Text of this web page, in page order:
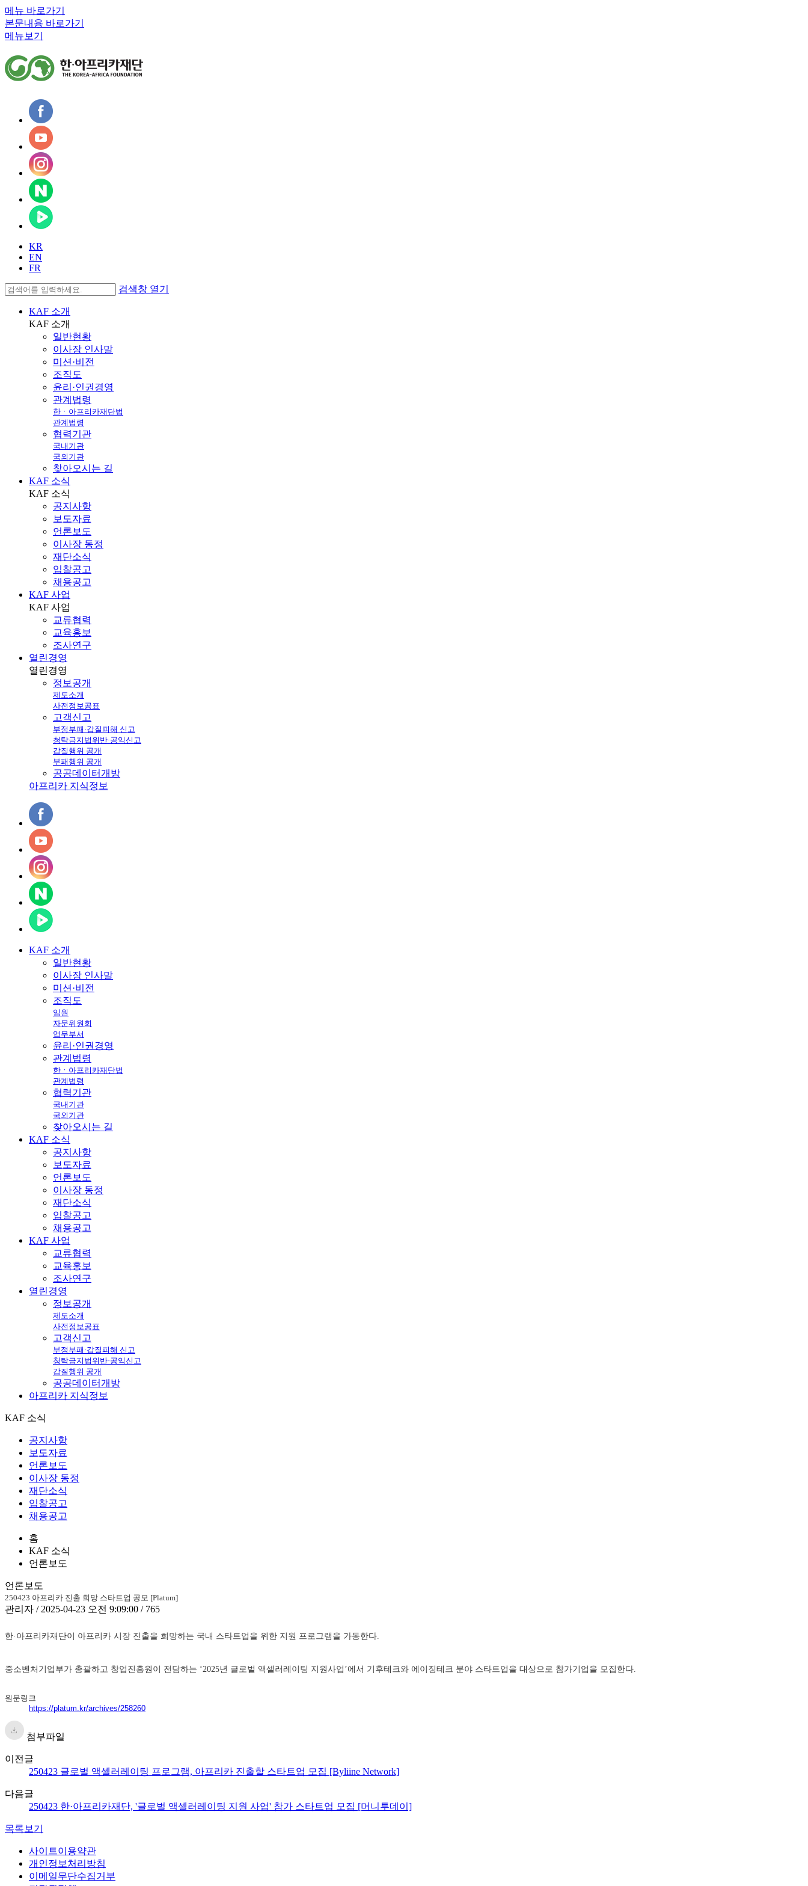
메뉴 바로가기
본문내용 바로가기
메뉴보기
KR
EN
FR
검색창 열기
KAF 소개
KAF 소개
일반현황
이사장 인사말
미션·비전
조직도
윤리·인권경영
관계법령
한ㆍ아프리카재단법
관계법령
협력기관
국내기관
국외기관
찾아오시는 길
KAF 소식
KAF 소식
공지사항
보도자료
언론보도
이사장 동정
재단소식
입찰공고
채용공고
KAF 사업
KAF 사업
교류협력
교육홍보
조사연구
열린경영
열린경영
정보공개
제도소개
사전정보공표
고객신고
부정부패·갑질피해 신고
청탁금지법위반·공익신고
갑질행위 공개
부패행위 공개
공공데이터개방
아프리카 지식정보
KAF 소개
일반현황
이사장 인사말
미션·비전
조직도
임원
자문위원회
업무부서
윤리·인권경영
관계법령
한ㆍ아프리카재단법
관계법령
협력기관
국내기관
국외기관
찾아오시는 길
KAF 소식
공지사항
보도자료
언론보도
이사장 동정
재단소식
입찰공고
채용공고
KAF 사업
교류협력
교육홍보
조사연구
열린경영
정보공개
제도소개
사전정보공표
고객신고
부정부패·갑질피해 신고
청탁금지법위반·공익신고
갑질행위 공개
공공데이터개방
아프리카 지식정보
KAF 소식
공지사항
보도자료
언론보도
이사장 동정
재단소식
입찰공고
채용공고
홈
KAF 소식
언론보도
언론보도
250423 아프리카 진출 희망 스타트업 공모 [Platum]
관리자 / 2025-04-23 오전 9:09:00 / 765
한·아프리카재단이 아프리카 시장 진출을 희망하는 국내 스타트업을 위한 지원 프로그램을 가동한다.
중소벤처기업부가 총괄하고 창업진흥원이 전담하는 ‘2025년 글로벌 액셀러레이팅 지원사업’에서 기후테크와 에이징테크 분야 스타트업을 대상으로 참가기업을 모집한다.
원문링크
https://platum.kr/archives/258260
첨부파일
이전글
250423 글로벌 액셀러레이팅 프로그램, 아프리카 진출할 스타트업 모집 [Byliine Network]
다음글
250423 한·아프리카재단, '글로벌 액셀러레이팅 지원 사업' 참가 스타트업 모집 [머니투데이]
목록보기
사이트이용약관
개인정보처리방침
이메일무단수집거부